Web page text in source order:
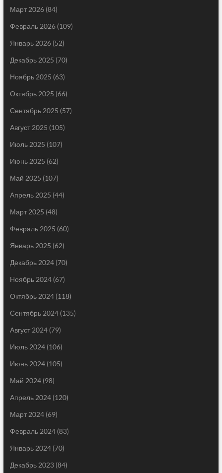
Март 2026(84)
Февраль 2026(109)
Январь 2026(52)
Декабрь 2025 (70)
Ноябрь 2025 (63)
Октябрь 2025 (66)
Сентябрь 2025 (57)
Август 2025 (105)
Июль 2025 (107)
Июнь 2025 (62)
Май 2025 (107)
Апрель 2025 (44)
Март 2025 (48)
Февраль 2025 (60)
Январь 2025 (62)
Декабрь 2024(70)
Ноябрь 2024(67)
Октябрь 2024(118)
Сентябрь 2024(135)
Август 2024(79)
Июль 2024(106)
Июнь 2024(105)
Май 2024(98)
Апрель 2024(120)
Март 2024(69)
Февраль 2024(83)
Январь 2024(70)
Декабрь 2023(84)